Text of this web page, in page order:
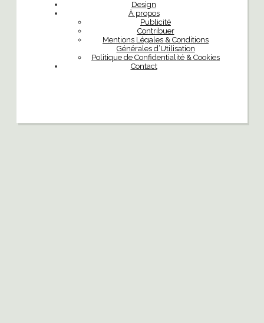
Design
À propos
Publicité
Contribuer
Mentions Légales & Conditions
Générales d’Utilisation
Politique de Confidentialité & Cookies
Contact